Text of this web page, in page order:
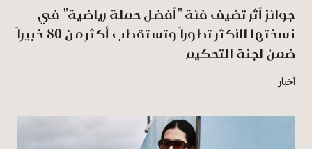
جوائز أثر تضيف فئة "أفضل حملة رياضية" في
نسختها الأكثر تطوراً وتستقطب أكثر من 80 خبيراً
ضمن لجنة التحكيم
أخبار